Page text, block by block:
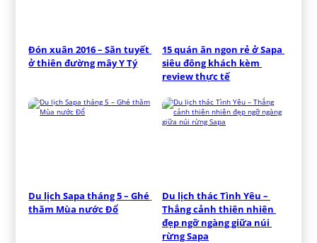
Đón xuân 2016 – Săn tuyết
ở thiên đường mây Y Tý
15 quán ăn ngon rẻ ở Sapa
siêu đông khách kèm
review thực tế
Du lịch Sapa tháng 5 – Ghé
thăm Mùa nước Đổ
Du lịch thác Tình Yêu –
Thắng cảnh thiên nhiên
đẹp ngỡ ngàng giữa núi
rừng Sapa